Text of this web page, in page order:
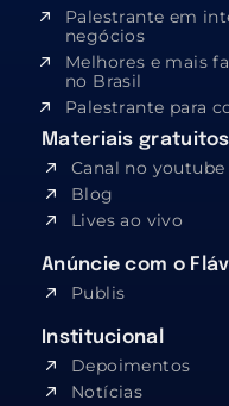
Palestrante em
negócios
Melhores e mais
no Brasil
Palestrante para
Materiais gratuitos
Canal no youtube
Blog
Lives ao vivo
Anúncie com o
Publis
Institucional
Depoimentos
Notícias